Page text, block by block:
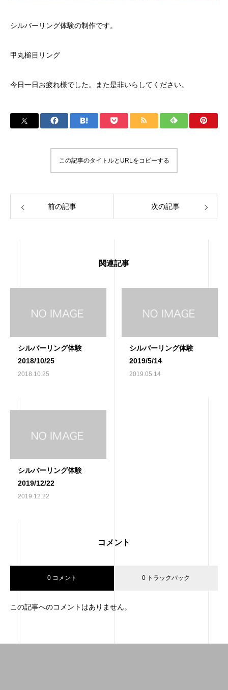
シルバーリング体験の制作です。
甲丸槌目リング
今日一日お疲れ様でした。また是非いらしてください。
この記事のタイトルとURLをコピーする
前の記事 次の記事
関連記事
シルバーリング体験
2018/10/25
2018.10.25
シルバーリング体験
2019/5/14
2019.05.14
シルバーリング体験
2019/12/22
2019.12.22
コメント
0 コメント 0 トラックバック
この記事へのコメントはありません。